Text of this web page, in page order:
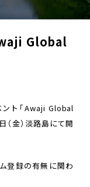
Global
ト「Awaji Global
（金）淡路島にて開
登録の有無に関わ